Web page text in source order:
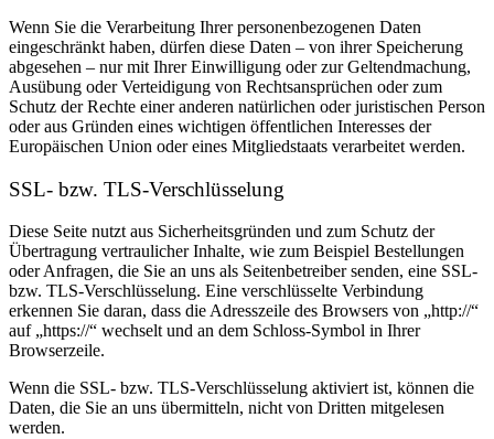
Wenn Sie die Verarbeitung Ihrer personenbezogenen Daten
eingeschränkt haben, dürfen diese Daten – von ihrer Speicherung
abgesehen – nur mit Ihrer Einwilligung oder zur Geltendmachung,
Ausübung oder Verteidigung von Rechtsansprüchen oder zum
Schutz der Rechte einer anderen natürlichen oder juristischen Person
oder aus Gründen eines wichtigen öffentlichen Interesses der
Europäischen Union oder eines Mitgliedstaats verarbeitet werden.
SSL- bzw. TLS-Verschlüsselung
Diese Seite nutzt aus Sicherheitsgründen und zum Schutz der
Übertragung vertraulicher Inhalte, wie zum Beispiel Bestellungen
oder Anfragen, die Sie an uns als Seitenbetreiber senden, eine SSL-
bzw. TLS-Verschlüsselung. Eine verschlüsselte Verbindung
erkennen Sie daran, dass die Adresszeile des Browsers von „http://“
auf „https://“ wechselt und an dem Schloss-Symbol in Ihrer
Browserzeile.
Wenn die SSL- bzw. TLS-Verschlüsselung aktiviert ist, können die
Daten, die Sie an uns übermitteln, nicht von Dritten mitgelesen
werden.